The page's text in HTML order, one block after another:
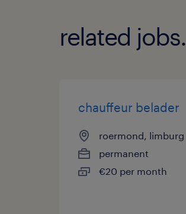
related jobs.
chauffeur belader
roermond, limburg
permanent
€20 per month